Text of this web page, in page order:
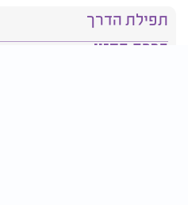
תפילת הדרך
ברכת המזון